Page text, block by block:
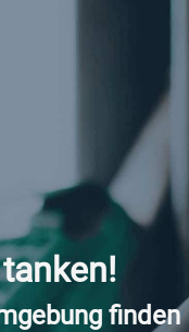
finden